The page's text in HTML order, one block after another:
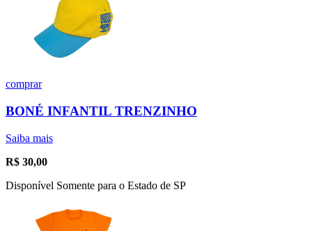
comprar
BONÉ INFANTIL TRENZINHO
Saiba mais
R$ 30,00
Disponível Somente para o Estado de SP